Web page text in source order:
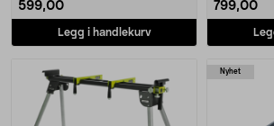
599,00
Legg i handlekurv
799,00
Nyhet